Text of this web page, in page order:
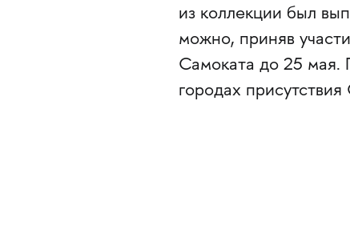
из коллекции был
можно, приняв
Самоката до 25 мая.
городах